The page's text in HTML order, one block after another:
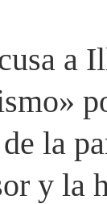
a
la
y la